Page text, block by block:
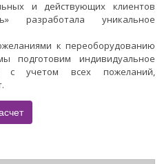
и действующих клиентов
разработала уникальное
к переоборудованию
подготовим индивидуальное
с учетом всех пожеланий,